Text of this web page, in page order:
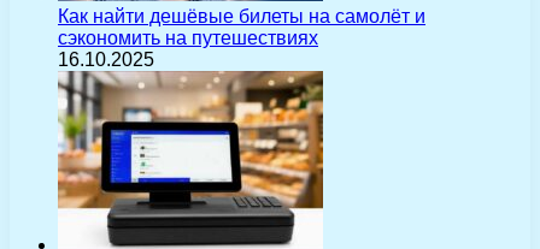
Как найти дешёвые билеты на самолёт и
сэкономить на путешествиях
16.10.2025